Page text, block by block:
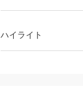
ハイライト